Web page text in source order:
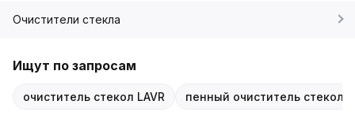
Очистители стекла
Ищут по запросам
очиститель стекол LAVR пенный очиститель стекол